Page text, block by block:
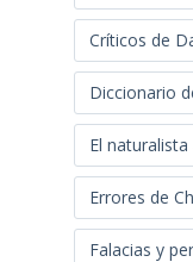
Críticos de
Diccionario
El
Errores de
Falacias y